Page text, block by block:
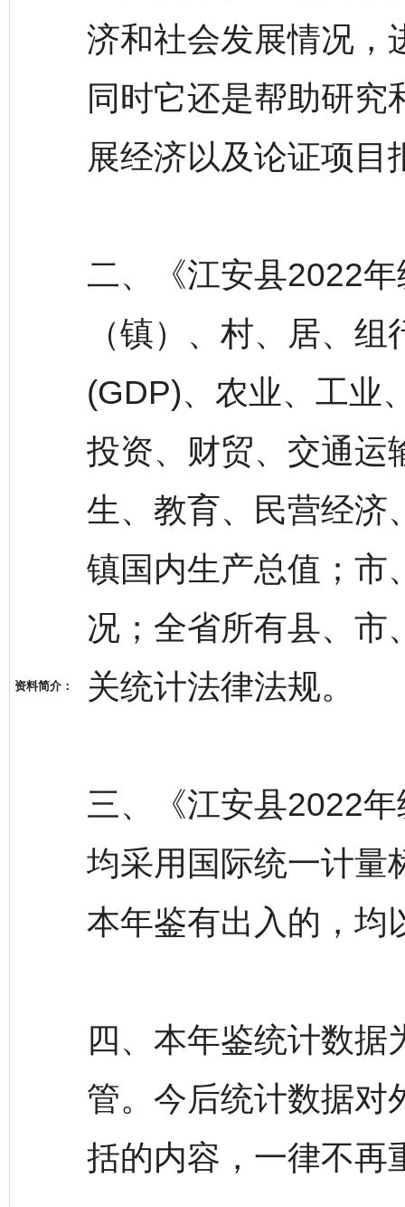
资料简介：
济和社会发展情况，
同时它还是帮助研
展经济以及论证项目
二、《江安县2022
（镇）、村、居、
(GDP)、农业、工业
投资、财贸、交通运
生、教育、民营经济
镇国内生产总值；市
况；全省所有县、市
关统计法律法规。
三、《江安县2022
均采用国际统一计量
本年鉴有出入的，均
四、本年鉴统计数
管。今后统计数据对
括的内容，一律不再